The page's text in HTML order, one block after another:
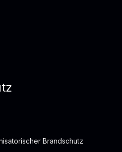
Brandschutz